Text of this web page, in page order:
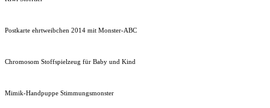
Postkarte ehrtweibchen 2014 mit Monster-ABC
Chromosom Stoffspielzeug für Baby und Kind
Mimik-Handpuppe Stimmungsmonster